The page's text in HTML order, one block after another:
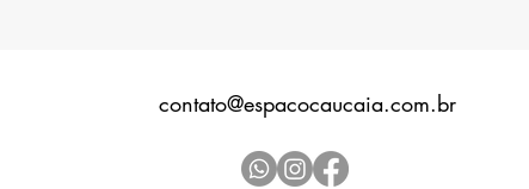
contato@espacocaucaia.com.br